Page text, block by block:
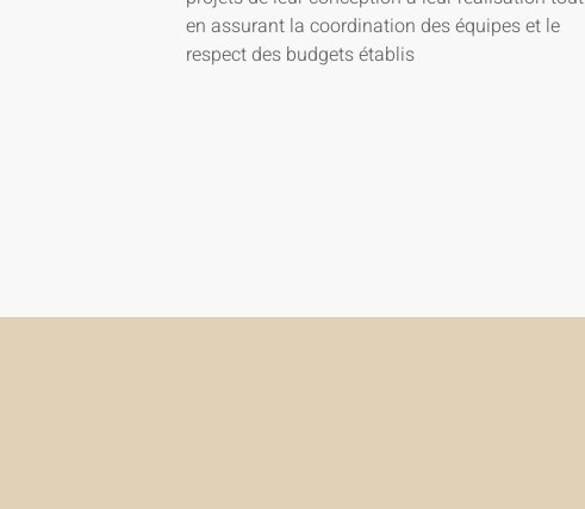
en assurant la coordination des équipes et le
respect des budgets établis